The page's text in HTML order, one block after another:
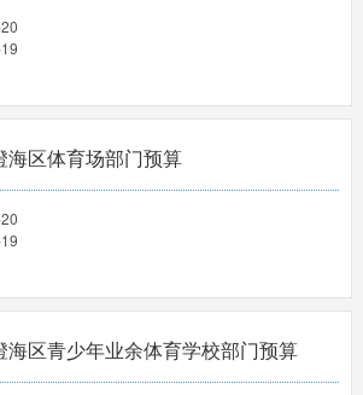
海区体育场部门预算
海区青少年业余体育学校部门预算